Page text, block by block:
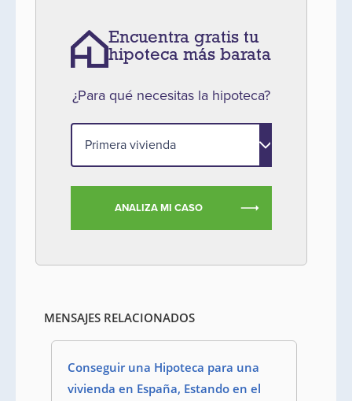
Encuentra gratis tu
hipoteca más barata
¿Para qué necesitas la hipoteca?
ANALIZA MI CASO
MENSAJES RELACIONADOS
Conseguir una Hipoteca para una
vivienda en España, Estando en el